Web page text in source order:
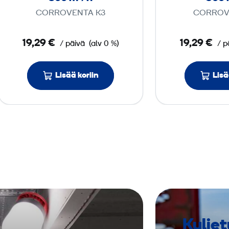
i
v
a
i
n
/
h
CORROVENTA K3
19,29 € / päivä (alv 0 %)
Lisää koriin
i
i
19,29 € /